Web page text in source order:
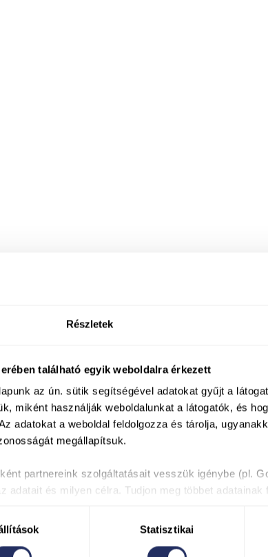
Részletek
található egyik weboldalra érkezett
az ún. sütik segítségével adatokat gyűjt a
miként használják weboldalunkat a látogatók, és
adatokat a weboldal feldolgozza és tárolja,
megállapítsuk.
partnereink szolgáltatásait vesszük igénybe (pl.
adatait és milyen célra. Tudjon meg többet adatainak
Statisztikai